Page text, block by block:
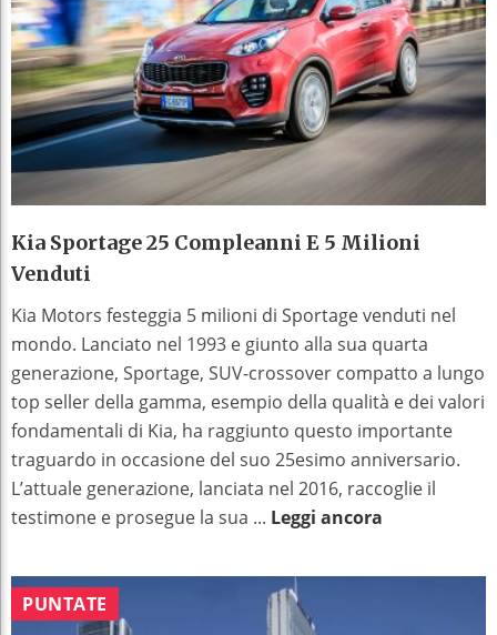
Kia Sportage 25 Compleanni E 5 Milioni
Venduti
Kia Motors festeggia 5 milioni di Sportage venduti nel
mondo. Lanciato nel 1993 e giunto alla sua quarta
generazione, Sportage, SUV-crossover compatto a lungo
top seller della gamma, esempio della qualità e dei valori
fondamentali di Kia, ha raggiunto questo importante
traguardo in occasione del suo 25esimo anniversario.
L’attuale generazione, lanciata nel 2016, raccoglie il
testimone e prosegue la sua ... Leggi ancora
PUNTATE